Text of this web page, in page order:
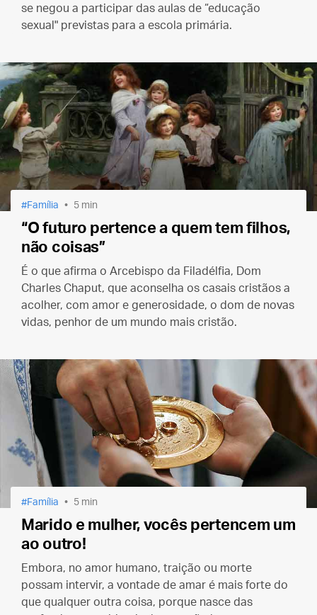
se negou a participar das aulas de “educação
sexual" previstas para a escola primária.
Família 5 min
“O futuro pertence a quem tem filhos,
não coisas”
É o que afirma o Arcebispo da Filadélfia, Dom
Charles Chaput, que aconselha os casais cristãos a
acolher, com amor e generosidade, o dom de novas
vidas, penhor de um mundo mais cristão.
Família 5 min
Marido e mulher, vocês pertencem um
ao outro!
Embora, no amor humano, traição ou morte
possam intervir, a vontade de amar é mais forte do
que qualquer outra coisa, porque nasce das